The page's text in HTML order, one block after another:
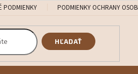
PODMIENKY PODMIENKY OCHRANY
HĽADAŤ